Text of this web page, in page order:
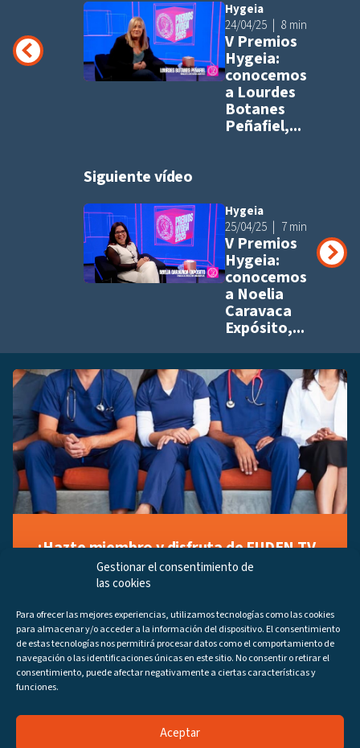
Gestionar el consentimiento de
las cookies
Para ofrecer las mejores experiencias, utilizamos tecnologías como las cookies
para almacenar y/o acceder a la información del dispositivo. El consentimiento
de estas tecnologías nos permitirá procesar datos como el comportamiento de
navegación o las identificaciones únicas en este sitio. No consentir o retirar el
consentimiento, puede afectar negativamente a ciertas características y
funciones.
Aceptar
Añadir a
Hygeia
24/04/25
8 min
V Premios
Hygeia:
conocemos
a Lourdes
Botanes
Peñafiel,...
Siguiente vídeo
Añadir a
Hygeia
25/04/25
7 min
V Premios
Hygeia:
conocemos
a Noelia
Caravaca
Expósito,...
¡Hazte miembro y disfruta de FUDEN TV
a tu manera!
Regístrate ahora gratuitamente y marca tus videos
los últimos programas disponibles.
Regístrate ahora